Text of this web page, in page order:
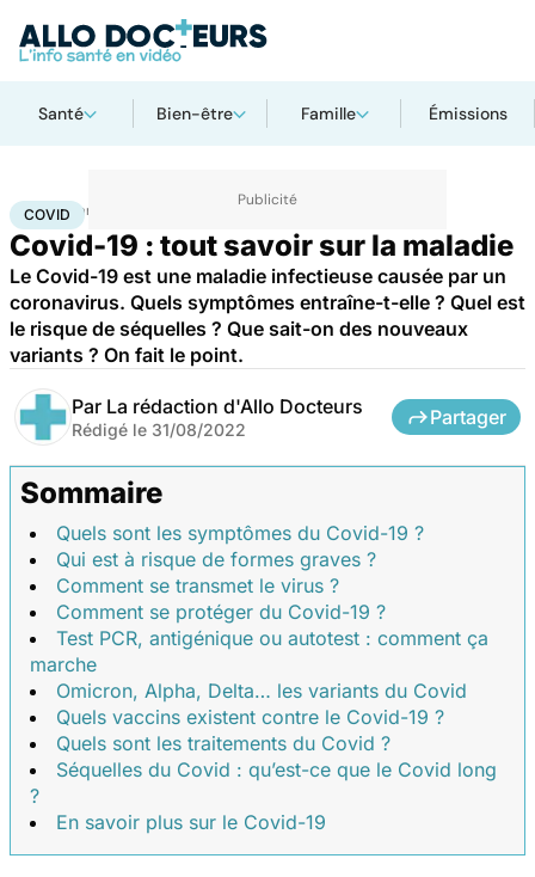
Santé Bien-être Famille Émissions
Accueil Santé Maladies infectieuses
COVID
Covid-19 : tout savoir sur la maladie
Le Covid-19 est une maladie infectieuse causée par un
coronavirus. Quels symptômes entraîne-t-elle ? Quel est
le risque de séquelles ? Que sait-on des nouveaux
variants ? On fait le point.
Par La rédaction d'Allo Docteurs
Rédigé le 31/08/2022
Partager
Sommaire
Quels sont les symptômes du Covid-19 ?
Qui est à risque de formes graves ?
Comment se transmet le virus ?
Comment se protéger du Covid-19 ?
Test PCR, antigénique ou autotest : comment ça
marche
Omicron, Alpha, Delta… les variants du Covid
Quels vaccins existent contre le Covid-19 ?
Quels sont les traitements du Covid ?
Séquelles du Covid : qu’est-ce que le Covid long
?
En savoir plus sur le Covid-19